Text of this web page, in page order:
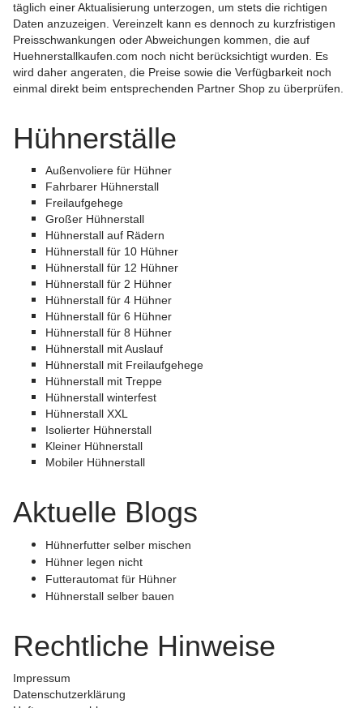
täglich einer Aktualisierung unterzogen, um stets die richtigen
Daten anzuzeigen. Vereinzelt kann es dennoch zu kurzfristigen
Preisschwankungen oder Abweichungen kommen, die auf
Huehnerstallkaufen.com noch nicht berücksichtigt wurden. Es
wird daher angeraten, die Preise sowie die Verfügbarkeit noch
einmal direkt beim entsprechenden Partner Shop zu überprüfen.
Hühnerställe
Außenvoliere für Hühner
Fahrbarer Hühnerstall
Freilaufgehege
Großer Hühnerstall
Hühnerstall auf Rädern
Hühnerstall für 10 Hühner
Hühnerstall für 12 Hühner
Hühnerstall für 2 Hühner
Hühnerstall für 4 Hühner
Hühnerstall für 6 Hühner
Hühnerstall für 8 Hühner
Hühnerstall mit Auslauf
Hühnerstall mit Freilaufgehege
Hühnerstall mit Treppe
Hühnerstall winterfest
Hühnerstall XXL
Isolierter Hühnerstall
Kleiner Hühnerstall
Mobiler Hühnerstall
Aktuelle Blogs
Hühnerfutter selber mischen
Hühner legen nicht
Futterautomat für Hühner
Hühnerstall selber bauen
Rechtliche Hinweise
Impressum
Datenschutzerklärung